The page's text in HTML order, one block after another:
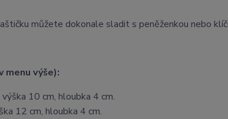
můžete dokonale sladit s peněženkou nebo
menu výše):
10 cm, hloubka 4 cm.
12 cm, hloubka 4 cm.